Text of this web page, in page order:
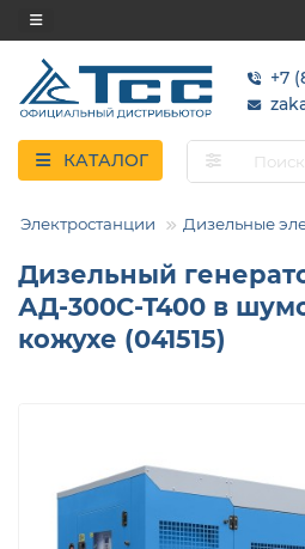
+7
КАТАЛОГ
Электростанции Дизельные
Дизельный
АД-300С-Т400 в
кожухе (041515)